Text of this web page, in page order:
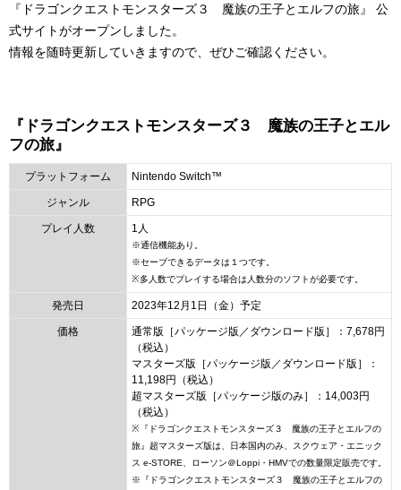
『ドラゴンクエストモンスターズ３ 魔族の王子とエルフの旅』 公
式サイトがオープンしました。
情報を随時更新していきますので、ぜひご確認ください。
『ドラゴンクエストモンスターズ３ 魔族の王子とエル
フの旅』
プラットフォーム Nintendo Switch™
ジャンル RPG
プレイ人数 1人
※通信機能あり。
※セーブできるデータは１つです。
※多人数でプレイする場合は人数分のソフトが必要です。
発売日 2023年12月1日（金）予定
価格
通常版［パッケージ版／ダウンロード版］：7,678円
（税込）
マスターズ版［パッケージ版／ダウンロード版］：
11,198円（税込）
超マスターズ版［パッケージ版のみ］：14,003円
（税込）
※『ドラゴンクエストモンスターズ３ 魔族の王子とエルフの
旅』超マスターズ版は、日本国内のみ、スクウェア・エニック
ス e-STORE、ローソン＠Loppi・HMVでの数量限定販売です。
※『ドラゴンクエストモンスターズ３ 魔族の王子とエルフの